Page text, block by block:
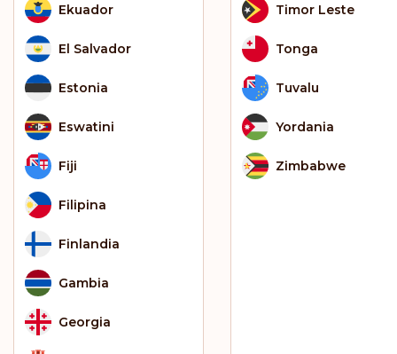
Ekuador
El Salvador
Estonia
Eswatini
Fiji
Filipina
Finlandia
Gambia
Georgia
Timor Leste
Tonga
Tuvalu
Yordania
Zimbabwe